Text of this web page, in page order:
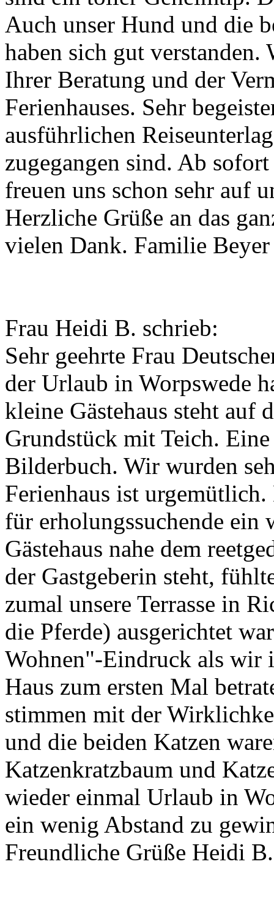
Auch unser Hund und die
haben sich gut
Ihrer Beratung und der
Ferienhauses. Sehr
ausführlichen
zugegangen sind. Ab
freuen uns schon sehr auf
Herzliche Grüße an das
vielen Dank. Familie Beyer
Frau Heidi B. schrieb:
Sehr geehrte Frau
der Urlaub in Worpswede
kleine Gästehaus steht auf
Grundstück mit Teich.
Bilderbuch. Wir wurden
Ferienhaus ist
für erholungssuchende ein
Gästehaus nahe dem
der Gastgeberin steht,
zumal unsere Terrasse in
die Pferde) ausgerichtet
Wohnen"-Eindruck als wir
Haus zum ersten Mal
stimmen mit der
und die beiden Katzen
Katzenkratzbaum und
wieder einmal Urlaub in
ein wenig Abstand zu
Freundliche Grüße Heidi B.